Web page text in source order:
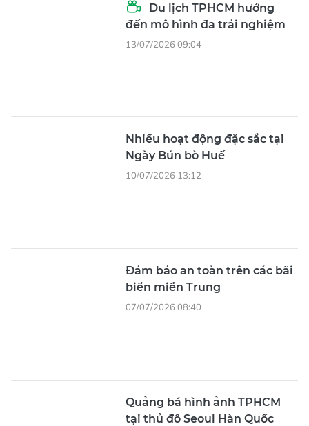
Du lịch TPHCM hướng
đến mô hình đa trải nghiệm
13/07/2026 09:04
Nhiều hoạt động đặc sắc tại
Ngày Bún bò Huế
10/07/2026 13:12
Đảm bảo an toàn trên các bãi
biển miền Trung
07/07/2026 08:40
Quảng bá hình ảnh TPHCM
tại thủ đô Seoul Hàn Quốc